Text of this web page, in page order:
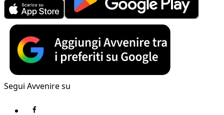
Segui Avvenire su